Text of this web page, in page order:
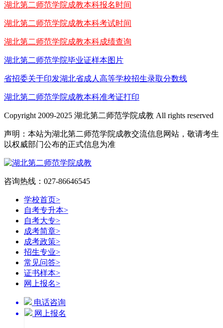
湖北第二师范学院成教本科报名时间
湖北第二师范学院成教本科考试时间
湖北第二师范学院成教本科成绩查询
湖北第二师范学院毕业证样本图片
省招委关于印发湖北省成人高等学校招生录取分数线
湖北第二师范学院成教本科准考证打印
Copyright 2009-2025 湖北第二师范学院成教 All rights reserved
声明：本站为湖北第二师范学院成教交流信息网站，敬请考生
以权威部门公布的正式信息为准
咨询热线：027-86646545
学校首页>
自考专升本>
自考大专>
成考简章>
成考政策>
招生专业>
常见问答>
证书样本>
网上报名>
电话咨询
网上报名